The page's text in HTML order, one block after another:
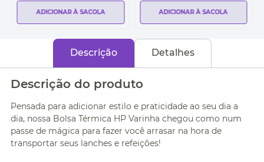
ADICIONAR À SACOLA ADICIONAR À SACOLA
Descrição Detalhes
Descrição do produto
Pensada para adicionar estilo e praticidade ao seu dia a
dia, nossa Bolsa Térmica HP Varinha chegou como num
passe de mágica para fazer você arrasar na hora de
transportar seus lanches e refeições!